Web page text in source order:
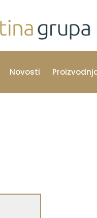
Novosti